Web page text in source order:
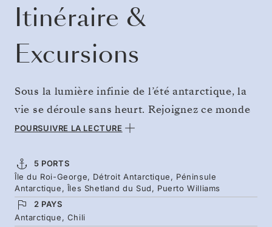
Itinéraire &
Excursions
Sous la lumière infinie de l’été antarctique, la
vie se déroule sans heurt. Rejoignez ce monde
isolé sans attendre, en prenant un vol direct
dévoile des spectacles saisissants, des
poussins de manchots appelant sur le rivage
aux sommets lointains couverts de neige. Nos
guides vous font découvrir une faune et des
POURSUIVRE LA LECTURE
5 PORTS
Île du Roi-George, Détroit Antarctique, Péninsule
Antarctique, Îles Shetland du Sud, Puerto Williams
2 PAYS
Antarctique, Chili